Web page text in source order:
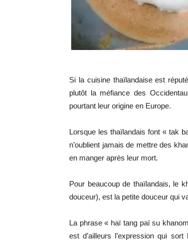
Si la cuisine thaïlandaise est
plutôt la méfiance des
pourtant leur origine en Europe.
Lorsque les thaïlandais font « tak
n’oublient jamais de mettre des
en manger après leur mort.
Pour beaucoup de thaïlandais, le
douceur), est la petite douceur qui
La phrase « haï tang paï su
est d’ailleurs l’expression qui